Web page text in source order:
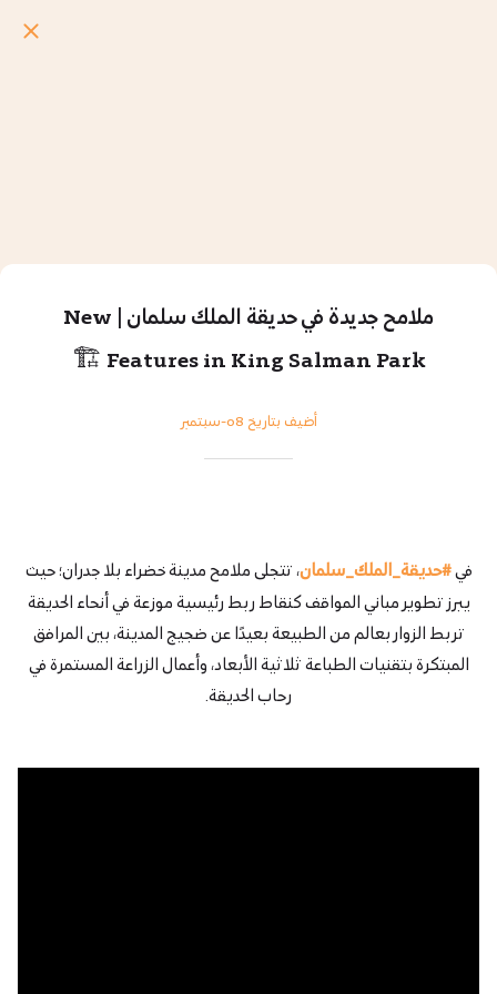
ملامح جديدة في حديقة الملك سلمان | New
Features in King Salman Park 🏗️
أضيف بتاريخ 08-سبتمبر
في#حديقة_الملك_سلمان، تتجلى ملامح مدينة خضراء بلا جدران؛ حيث
يبرز تطوير مباني المواقف كنقاط ربط رئيسية موزعة في أنحاء الحديقة
تربط الزوار بعالم من الطبيعة بعيدًا عن ضجيج المدينة، بين المرافق
المبتكرة بتقنيات الطباعة ثلاثية الأبعاد، وأعمال الزراعة المستمرة في
رحاب الحديقة.